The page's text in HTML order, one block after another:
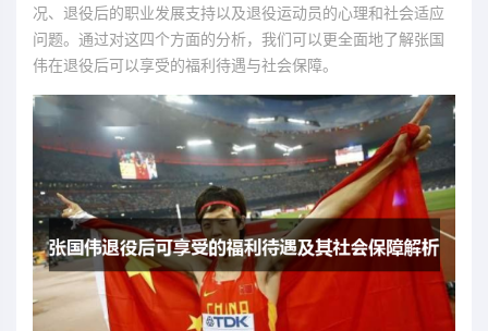
况、退役后的职业发展支持以及退役运动员的心理和社会适应
问题。通过对这四个方面的分析，我们可以更全面地了解张国
伟在退役后可以享受的福利待遇与社会保障。